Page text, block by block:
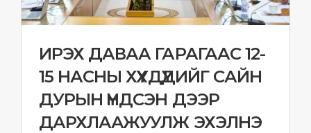
ИРЭХ ДАВАА ГАРАГААС 12-
15 НАСНЫ ХҮҮХДҮҮДИЙГ САЙН
ДУРЫН ҮНДСЭН ДЭЭР
ДАРХЛААЖУУЛЖ ЭХЭЛНЭ